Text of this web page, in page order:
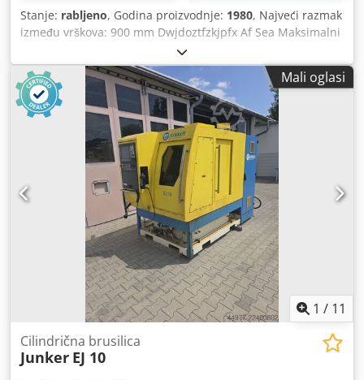
Stanje: rabljeno, Godina proizvodnje: 1980, Najveći razmak
između vrškova: 900 mm Dwjdoztfzkjpfx Af Sea Maksimalni
opseg okretanja: 440 Težina stroja: približno 3 tone.
Mali oglasi
1 / 11
Cilindrična brusilica
Junker EJ 10